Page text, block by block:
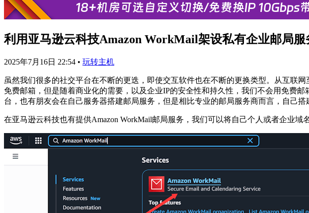
利用亚马逊云科技Amazon WorkMail架设私有企业邮局服
2025年7月16日 22:54 • 玩转主机
虽然我们很多的社交平台在不断的更迭，即使交互软件也在不断的更换类型。从互联
免费邮箱，但是随着商业化的需要，以及企业IP的安全性和持久性，我们不会用免费
台，也有朋友会在自己服务器搭建邮局服务，但是相比专业的邮局服务商而言，自己
在亚马逊云科技也有提供Amazon WorkMail邮局服务，我们可以将自己个人或者企业域